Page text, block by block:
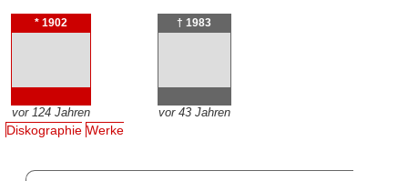
* 1902
vor 124 Jahren
† 1983
vor 43 Jahren
Diskographie Werke